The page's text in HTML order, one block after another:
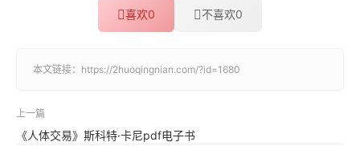
喜欢0 不喜欢0
本文链接： https://2huoqingnian.com/?id=1680
上一篇
《人体交易》斯科特·卡尼pdf电子书